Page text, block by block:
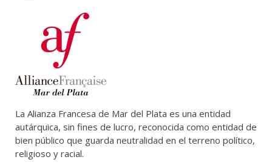
La Alianza Francesa de Mar del Plata es una entidad
autárquica, sin fines de lucro, reconocida como entidad de
bien público que guarda neutralidad en el terreno político,
religioso y racial.